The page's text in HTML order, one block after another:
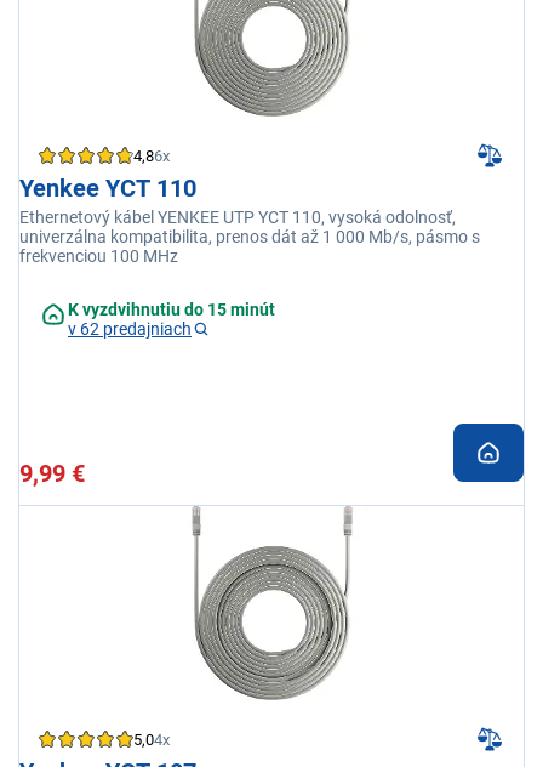
4,86x
Yenkee YCT 110
Ethernetový kábel YENKEE UTP YCT 110, vysoká odolnosť,
univerzálna kompatibilita, prenos dát až 1 000 Mb/s, pásmo s
frekvenciou 100 MHz
K vyzdvihnutiu do 15 minút
v 62 predajniach
9,99 €
5,04x